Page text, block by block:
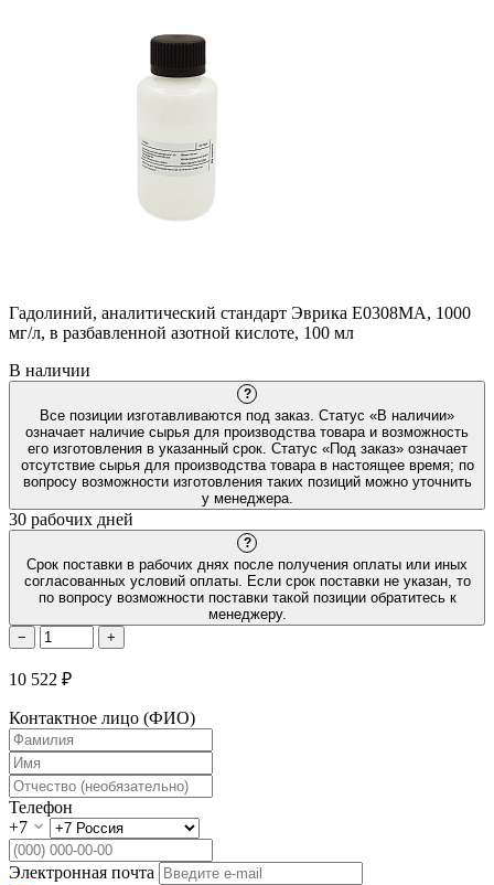
Гадолиний, аналитический стандарт Эврика E0308MA, 1000
мг/л, в разбавленной азотной кислоте, 100 мл
В наличии
?
Все позиции изготавливаются под заказ. Статус «В наличии»
означает наличие сырья для производства товара и возможность
его изготовления в указанный срок. Статус «Под заказ» означает
отсутствие сырья для производства товара в настоящее время; по
вопросу возможности изготовления таких позиций можно уточнить
у менеджера.
30 рабочих дней
?
Срок поставки в рабочих днях после получения оплаты или иных
согласованных условий оплаты. Если срок поставки не указан, то
по вопросу возможности поставки такой позиции обратитесь к
менеджеру.
−
+
10 522 ₽
Контактное лицо (ФИО)
Телефон
+7
Электронная почта